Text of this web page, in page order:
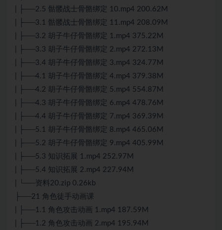
| ├──2.5 骷髅战士骨骼绑定 10.mp4 200.62M
| ├──3.1 骷髅战士骨骼绑定 11.mp4 208.09M
| ├──3.2 胡子牛仔骨骼绑定 1.mp4 375.22M
| ├──3.3 胡子牛仔骨骼绑定 2.mp4 272.13M
| ├──3.4 胡子牛仔骨骼绑定 3.mp4 324.77M
| ├──4.1 胡子牛仔骨骼绑定 4.mp4 379.38M
| ├──4.2 胡子牛仔骨骼绑定 5.mp4 554.87M
| ├──4.3 胡子牛仔骨骼绑定 6.mp4 478.76M
| ├──4.4 胡子牛仔骨骼绑定 7.mp4 369.39M
| ├──5.1 胡子牛仔骨骼绑定 8.mp4 465.06M
| ├──5.2 胡子牛仔骨骼绑定 9.mp4 405.99M
| ├──5.3 知识拓展 1.mp4 252.97M
| ├──5.4 知识拓展 2.mp4 227.94M
| └──资料20.zip 0.26kb
├──21 角色徒手动画课
| ├──1.1 角色攻击动画 1.mp4 187.59M
| ├──1.2 角色攻击动画 2.mp4 195.94M